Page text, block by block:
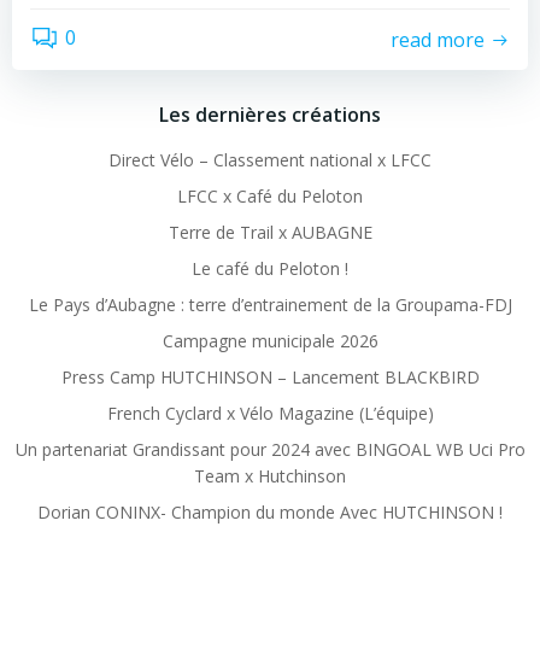
0 read more
Les dernières créations
Direct Vélo – Classement national x LFCC
LFCC x Café du Peloton
Terre de Trail x AUBAGNE
Le café du Peloton !
Le Pays d’Aubagne : terre d’entrainement de la Groupama-FDJ
Campagne municipale 2026
Press Camp HUTCHINSON – Lancement BLACKBIRD
French Cyclard x Vélo Magazine (L’équipe)
Un partenariat Grandissant pour 2024 avec BINGOAL WB Uci Pro
Team x Hutchinson
Dorian CONINX- Champion du monde Avec HUTCHINSON !